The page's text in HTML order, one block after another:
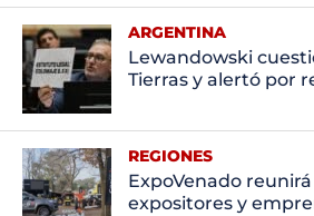
ARGENTINA
Lewandowski
Tierras y alertó por
REGIONES
ExpoVenado
expositores y